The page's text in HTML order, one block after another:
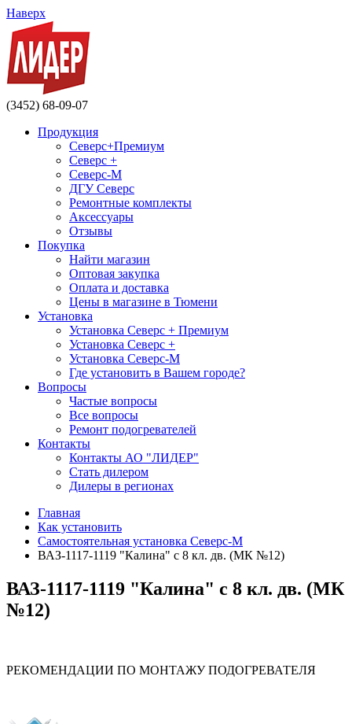
Наверх
(3452) 68-09-07
Продукция
Северс+Премиум
Северс +
Северс-М
ДГУ Северс
Ремонтные комплекты
Аксессуары
Отзывы
Покупка
Найти магазин
Оптовая закупка
Оплата и доставка
Цены в магазине в Тюмени
Установка
Установка Северс + Премиум
Установка Северс +
Установка Северс-М
Где установить в Вашем городе?
Вопросы
Частые вопросы
Все вопросы
Ремонт подогревателей
Контакты
Контакты АО "ЛИДЕР"
Стать дилером
Дилеры в регионах
Главная
Как установить
Самостоятельная установка Северс-М
ВАЗ-1117-1119 "Калина" с 8 кл. дв. (МК №12)
ВАЗ-1117-1119 "Калина" с 8 кл. дв. (МК
№12)
РЕКОМЕНДАЦИИ ПО МОНТАЖУ ПОДОГРЕВАТЕЛЯ